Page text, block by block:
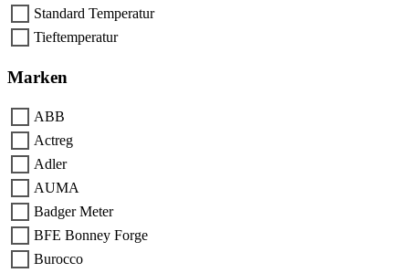
Standard Temperatur
Tieftemperatur
Marken
ABB
Actreg
Adler
AUMA
Badger Meter
BFE Bonney Forge
Burocco